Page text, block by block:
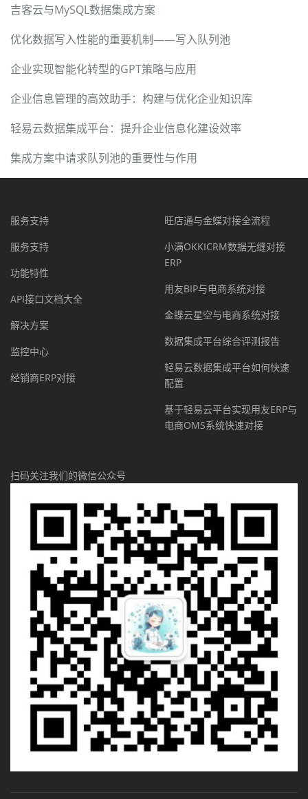
吉客云与MySQL数据集成方案
优化数据写入性能的重要机制——写入队列池
企业实现智能化转型的GPT策略与应用
企业信息管理的高效助手：构建与优化企业知识库
轻易云数据集成平台：提升企业信息化建设效率
集成方案中请求队列池的重要性与作用
服务支持
服务支持
功能特性
API接口文档大全
解决方案
监控中心
经销商ERP对接
旺店通与金蝶对接全流程
小满OKKICRM数据无缝对接
ERP
用友BIP与电商系统对接
金蝶云星空与电商系统对接
数据集成平台综合评测报告
轻易云数据集成平台如何快速
配置
基于轻易云平台实现用友ERP与
电商OMS系统快速对接
扫码关注我们的微信公众号